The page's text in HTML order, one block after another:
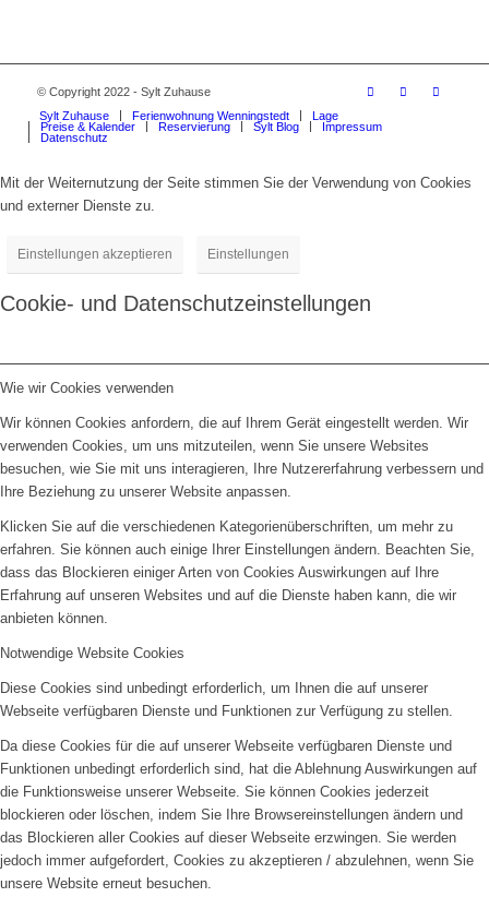
© Copyright 2022 - Sylt Zuhause
Sylt Zuhause
Ferienwohnung Wenningstedt
Lage
Preise & Kalender
Reservierung Sylt Blog
Impressum
Datenschutz
Mit der Weiternutzung der Seite stimmen Sie der Verwendung von Cookies
und externer Dienste zu.
Einstellungen akzeptieren Einstellungen
Cookie- und Datenschutzeinstellungen
Wie wir Cookies verwenden
Wir können Cookies anfordern, die auf Ihrem Gerät eingestellt werden. Wir
verwenden Cookies, um uns mitzuteilen, wenn Sie unsere Websites
besuchen, wie Sie mit uns interagieren, Ihre Nutzererfahrung verbessern und
Ihre Beziehung zu unserer Website anpassen.
Klicken Sie auf die verschiedenen Kategorienüberschriften, um mehr zu
erfahren. Sie können auch einige Ihrer Einstellungen ändern. Beachten Sie,
dass das Blockieren einiger Arten von Cookies Auswirkungen auf Ihre
Erfahrung auf unseren Websites und auf die Dienste haben kann, die wir
anbieten können.
Notwendige Website Cookies
Diese Cookies sind unbedingt erforderlich, um Ihnen die auf unserer
Webseite verfügbaren Dienste und Funktionen zur Verfügung zu stellen.
Da diese Cookies für die auf unserer Webseite verfügbaren Dienste und
Funktionen unbedingt erforderlich sind, hat die Ablehnung Auswirkungen auf
die Funktionsweise unserer Webseite. Sie können Cookies jederzeit
blockieren oder löschen, indem Sie Ihre Browsereinstellungen ändern und
das Blockieren aller Cookies auf dieser Webseite erzwingen. Sie werden
jedoch immer aufgefordert, Cookies zu akzeptieren / abzulehnen, wenn Sie
unsere Website erneut besuchen.